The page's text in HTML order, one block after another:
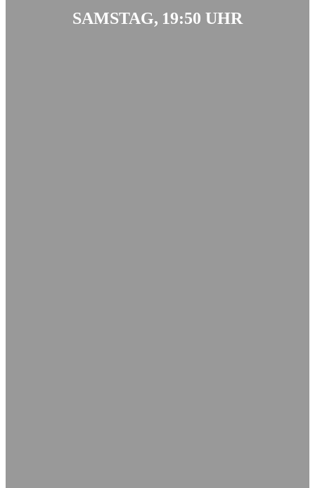
SAMSTAG, 19:50 UHR